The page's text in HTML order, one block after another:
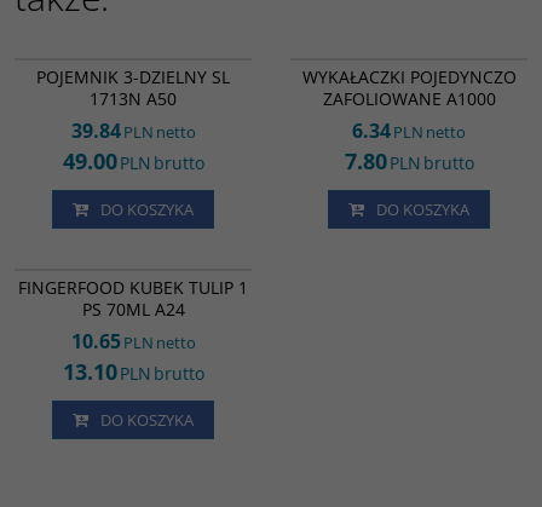
POJEMNIK 3-DZIELNY SL
1713N A50
39.84PLN netto
49.00PLN brutto
DO KOSZYKA
WYKAŁACZKI POJEDYNCZO
ZAFOLIOWANE A1000
6.34PLN netto
7.80PLN brutto
DO KOSZYKA
FINGERFOOD KUBEK TULIP 1
PS 70ML A24
10.65PLN netto
13.10PLN brutto
DO KOSZYKA